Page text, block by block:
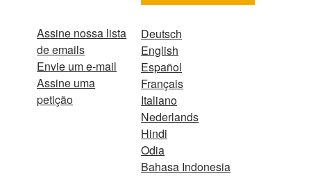
Assine nossa lista
de emails
Envie um e-mail
Assine uma
petição
Deutsch
English
Español
Français
Italiano
Nederlands
Hindi
Odia
Bahasa Indonesia